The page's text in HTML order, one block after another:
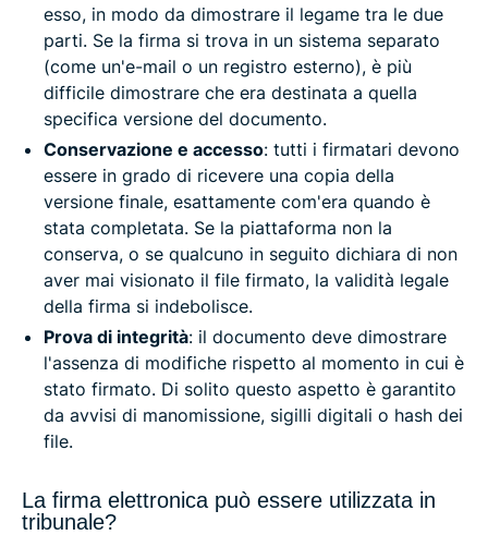
esso, in modo da dimostrare il legame tra le due
parti. Se la firma si trova in un sistema separato
(come un'e-mail o un registro esterno), è più
difficile dimostrare che era destinata a quella
specifica versione del documento.
Conservazione e accesso: tutti i firmatari devono
essere in grado di ricevere una copia della
versione finale, esattamente com'era quando è
stata completata. Se la piattaforma non la
conserva, o se qualcuno in seguito dichiara di non
aver mai visionato il file firmato, la validità legale
della firma si indebolisce.
Prova di integrità: il documento deve dimostrare
l'assenza di modifiche rispetto al momento in cui è
stato firmato. Di solito questo aspetto è garantito
da avvisi di manomissione, sigilli digitali o hash dei
file.
La firma elettronica può essere utilizzata in
tribunale?